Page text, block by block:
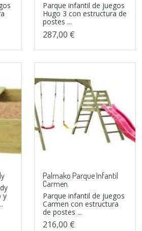
Parque infantil de juegos
Hugo 3 con estructura de
postes ...
287,00 €
y
Palmako Parque Infantil
Carmen.
Parque infantil de juegos
Carmen con estructura
de postes ...
216,00 €